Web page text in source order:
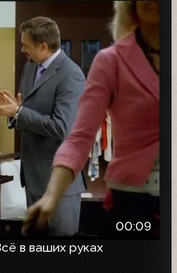
00:09
в ваших руках